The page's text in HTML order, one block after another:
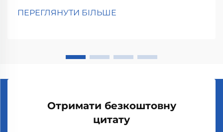
справою є перевірка її сумісності з вже наявним
ПЕРЕГЛЯНУТИ БІЛЬШЕ
Отримати безкоштовну
цитату